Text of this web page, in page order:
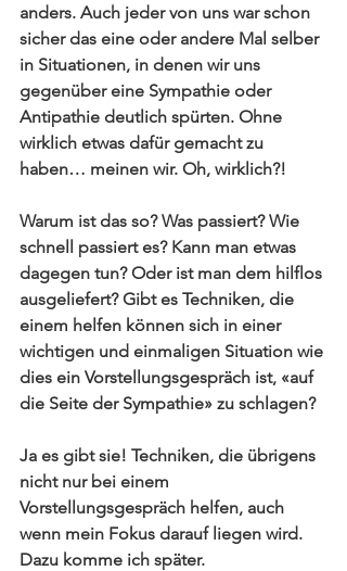
anders. Auch jeder von uns war schon
sicher das eine oder andere Mal selber
in Situationen, in denen wir uns
gegenüber eine Sympathie oder
Antipathie deutlich spürten. Ohne
wirklich etwas dafür gemacht zu
haben… meinen wir. Oh, wirklich?!
Warum ist das so? Was passiert? Wie
schnell passiert es? Kann man etwas
dagegen tun? Oder ist man dem hilflos
ausgeliefert? Gibt es Techniken, die
einem helfen können sich in einer
wichtigen und einmaligen Situation wie
dies ein Vorstellungsgespräch ist, «auf
die Seite der Sympathie» zu schlagen?
Ja es gibt sie! Techniken, die übrigens
nicht nur bei einem
Vorstellungsgespräch helfen, auch
wenn mein Fokus darauf liegen wird.
Dazu komme ich später.